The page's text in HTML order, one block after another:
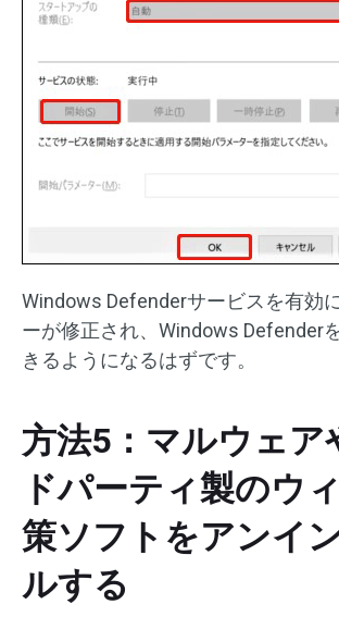
Windows Defenderサービスを有効
ーが修正され、Windows Defender
きるようになるはずです。
方法5：マルウェア
ドパーティ製のウ
策ソフトをアンイ
ルする